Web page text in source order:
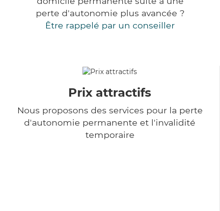
perte d'autonomie plus avancée ?
Être rappelé par un conseiller
Prix attractifs
Nous proposons des services pour la perte
d'autonomie permanente et l'invalidité
temporaire